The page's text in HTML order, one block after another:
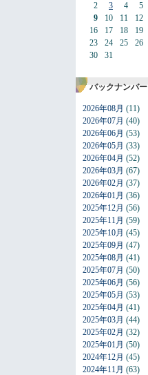
2
9
16
23
30
3
10
17
24
31
4
11
18
25
5
12
19
26
バックナンバー
2026年08月 (11)
2026年07月 (40)
2026年06月 (53)
2026年05月 (33)
2026年04月 (52)
2026年03月 (67)
2026年02月 (37)
2026年01月 (36)
2025年12月 (56)
2025年11月 (59)
2025年10月 (45)
2025年09月 (47)
2025年08月 (41)
2025年07月 (50)
2025年06月 (56)
2025年05月 (53)
2025年04月 (41)
2025年03月 (44)
2025年02月 (32)
2025年01月 (50)
2024年12月 (45)
2024年11月 (63)